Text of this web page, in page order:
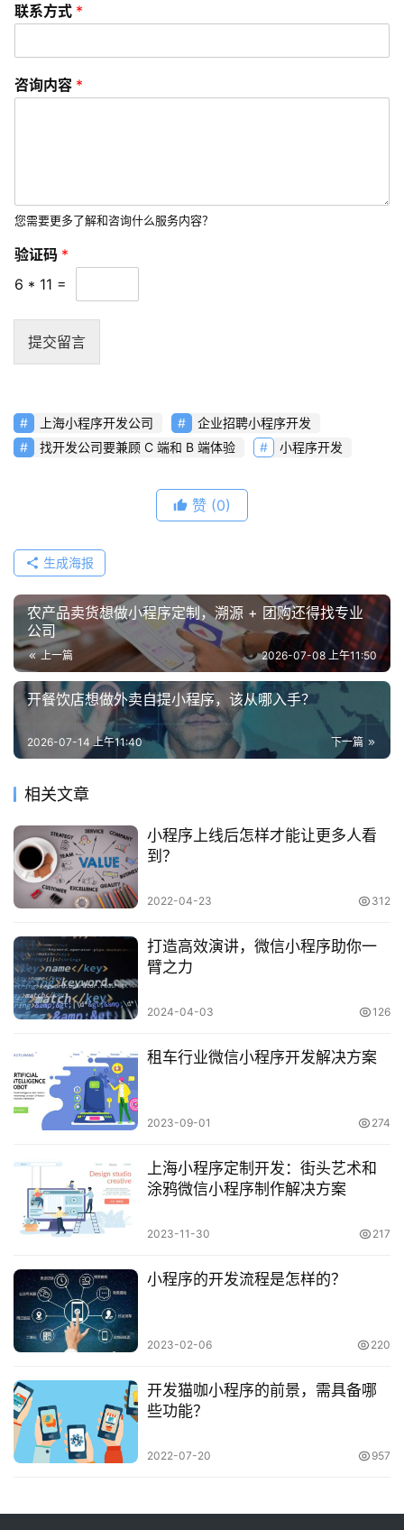
联系方式 *
咨询内容 *
您需要更多了解和咨询什么服务内容？
验证码 *
6 * 11 =
提交留言
上海小程序开发公司
企业招聘小程序开发
找开发公司要兼顾 C 端和 B 端体验
小程序开发
赞 (0)
生成海报
农产品卖货想做小程序定制，溯源 + 团购还得找专业
公司
上一篇 2026-07-08 上午11:50
开餐饮店想做外卖自提小程序，该从哪入手？
下一篇
2026-07-14 上午11:40
相关文章
小程序上线后怎样才能让更多人看
到？
2022-04-23 312
打造高效演讲，微信小程序助你一
臂之力
2024-04-03 126
租车行业微信小程序开发解决方案
2023-09-01 274
上海小程序定制开发：街头艺术和
涂鸦微信小程序制作解决方案
2023-11-30 217
小程序的开发流程是怎样的？
2023-02-06 220
开发猫咖小程序的前景，需具备哪
些功能？
2022-07-20 957